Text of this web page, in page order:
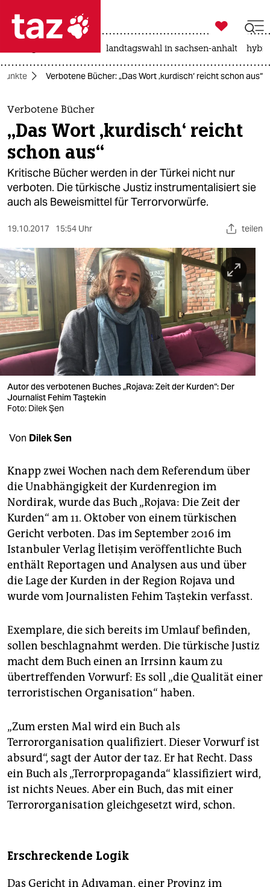
 taz zahl ich
taz zahl ich
themen
politik
öko
gesellschaft
sport
berlin
nord
wahrheit
verlag
verlag
veranstaltungen
unterstützen
abo
genossenschaft
epaper login

taz zahl ich
landtagswahl in sachsen-anhalt
Verbotene Bücher: „Das Wort ‚kurdisch‘ reicht schon aus“
Verbotene Bücher
„Das Wort ‚kurdisch‘ reicht
schon aus“
Kritische Bücher werden in der Türkei nicht nur
verboten. Die türkische Justiz instrumentalisiert sie
auch als Beweismittel für Terrorvorwürfe.
19.10.2017 15:54 Uhr teilen
Autor des verbotenen Buches „Rojava: Zeit der Kurden“: Der
Journalist Fehim Taştekin
Foto: Dilek Şen
Von Dilek Sen
Knapp zwei Wochen nach dem Referendum über
die Unabhängigkeit der Kurdenregion im
Nordirak, wurde das Buch „Rojava: Die Zeit der
Kurden“ am 11. Oktober von einem türkischen
Gericht verboten. Das im September 2016 im
Istanbuler Verlag İletişim veröffentlichte Buch
enthält Reportagen und Analysen aus und über
die Lage der Kurden in der Region Rojava und
wurde vom Journalisten Fehim Taştekin verfasst.
Exemplare, die sich bereits im Umlauf befinden,
sollen beschlagnahmt werden. Die türkische Justiz
macht dem Buch einen an Irrsinn kaum zu
übertreffenden Vorwurf: Es soll „die Qualität einer
terroristischen Organisation“ haben.
„Zum ersten Mal wird ein Buch als
Terrororganisation qualifiziert. Dieser Vorwurf ist
absurd“, sagt der Autor der taz. Er hat Recht. Dass
ein Buch als „Terrorpropaganda“ klassifiziert wird,
ist nichts Neues. Aber ein Buch, das mit einer
Terrororganisation gleichgesetzt wird, schon.
Erschreckende Logik
Das Gericht in Adıyaman, einer Provinz im